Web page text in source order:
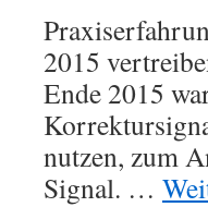
2015
Ende 2015
nutzen, zum
Signal. …